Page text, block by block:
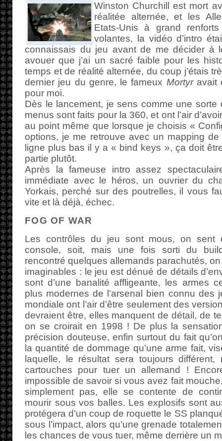
Winston Churchill est mort
réalitée alternée, et les
Etats-Unis à grand
volantes, la vidéo d’intro
connaissais du jeu avant de me décider à
avouer que j’ai un sacré faible pour les
temps et de réalité alternée, du coup j’étais
dernier jeu du genre, le fameux Mortyravait
pour moi.
Dès le lancement, je sens comme une sorte
menus sont faits pour la 360, et ont l’air
au point même que lorsque je choisis «
options, je me retrouve avec un mapping
ligne plus bas il y a « bind keys », ça doit
partie plutôt.
Après la fameuse intro assez
immédiate avec le héros, un ouvrier du
Yorkais, perché sur des poutrelles, il vous
vite et là déjà, échec.
FOG OF WAR
Les contrôles du jeu sont mous, on sent
console, soit, mais une fois sorti du
rencontré quelques allemands parachutés,
imaginables : le jeu est dénué de détails
sont d’une banalité affligeante, les armes
plus modernes de l’arsenal bien connu des
mondiale ont l’air d’être seulement des
devraient être, elles manquent de détail, de
on se croirait en 1998 ! De plus la
précision douteuse, enfin surtout du fait
la quantité de dommage qu’une arme fait,
laquelle, le résultat sera toujours différent,
cartouches pour tuer un allemand !
impossible de savoir si vous avez fait
simplement pas, elle se contente de
mourir sous vos balles. Les explosifs sont
protégera d’un coup de roquette le SS
sous l’impact, alors qu’une grenade
les chances de vous tuer, même derrière un